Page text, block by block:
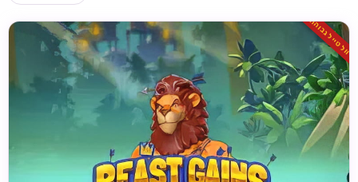
וולטייל גבוהה